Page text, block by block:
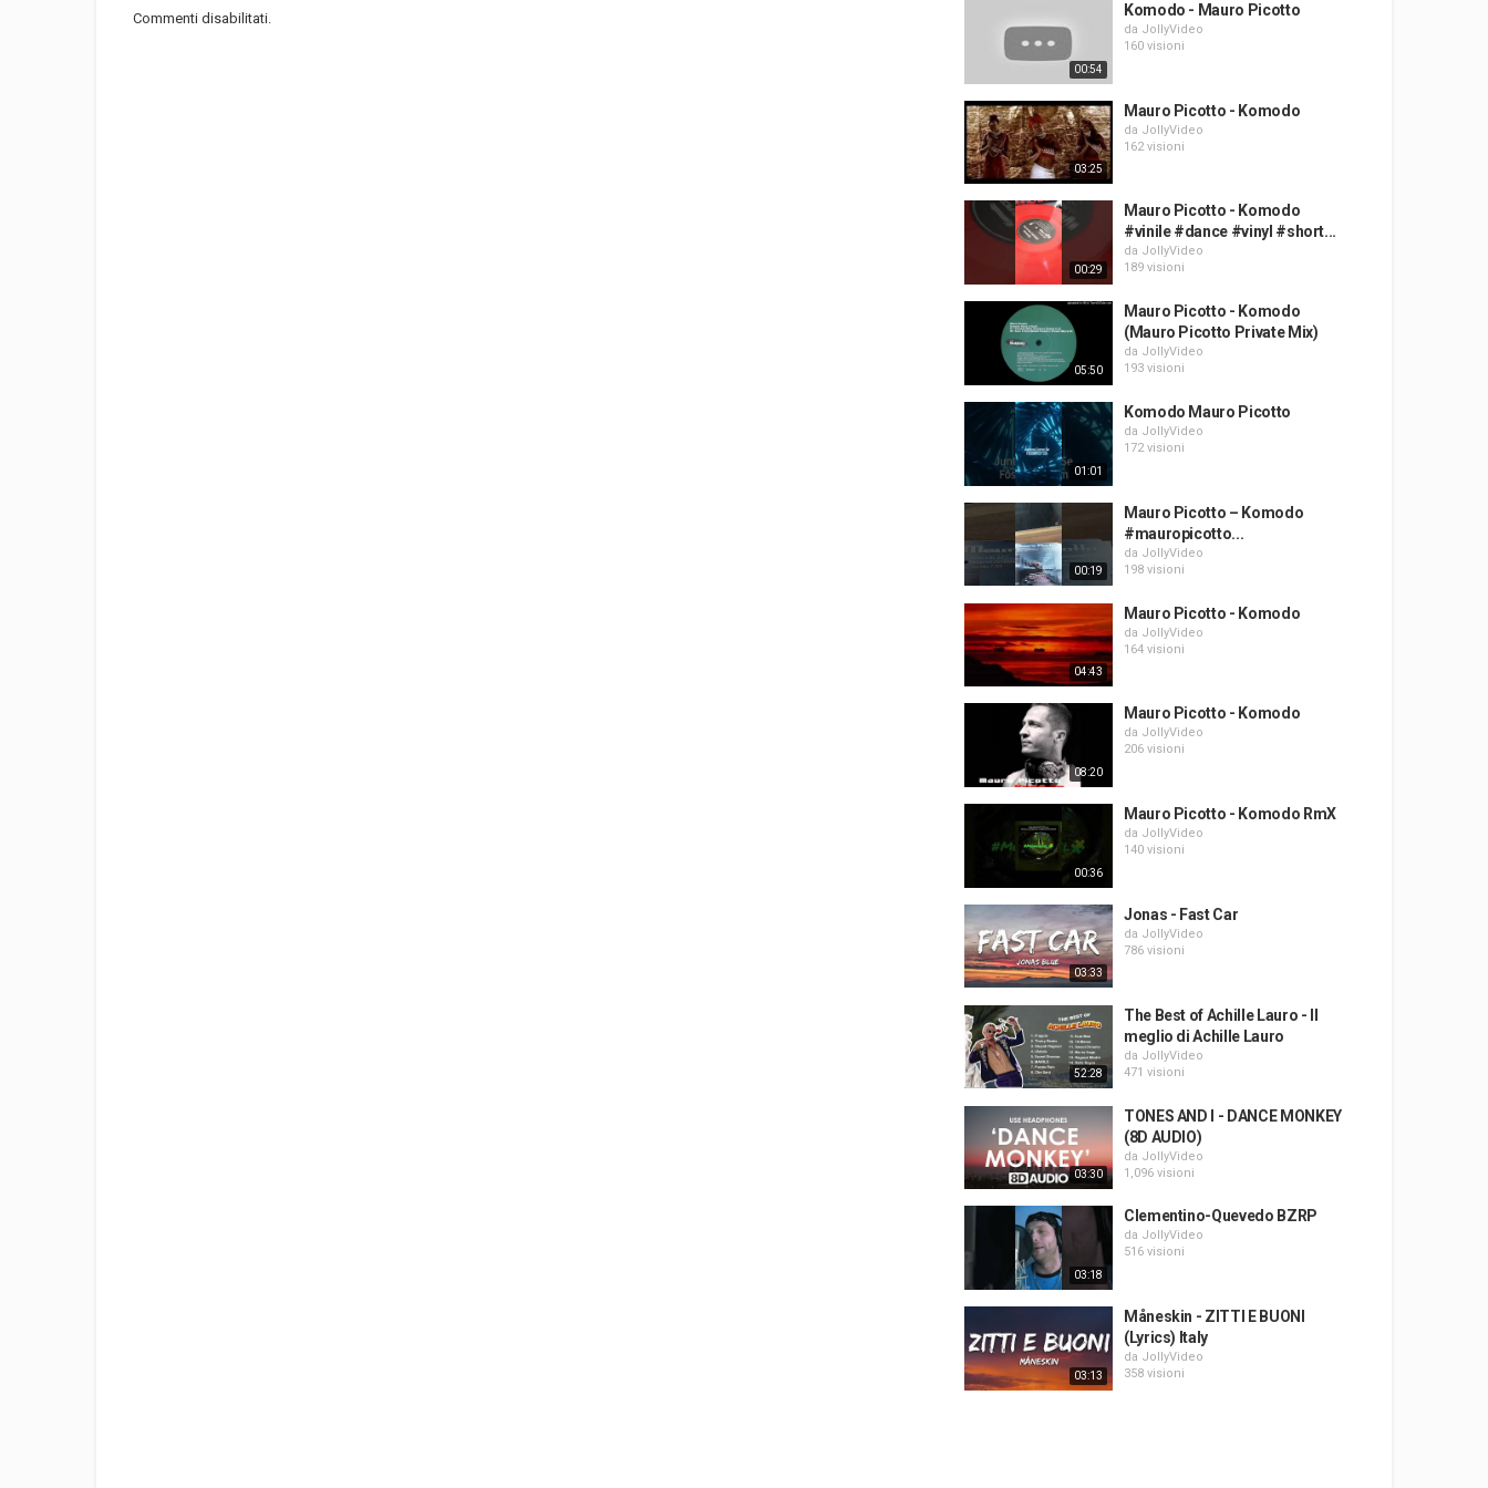
Commenti disabilitati.
00:54
Komodo - Mauro Picotto
da JollyVideo
160 visioni
03:25
Mauro Picotto - Komodo
da JollyVideo
162 visioni
00:29
Mauro Picotto - Komodo
#vinile #dance #vinyl #short...
da JollyVideo
189 visioni
05:50
Mauro Picotto - Komodo
(Mauro Picotto Private Mix)
da JollyVideo
193 visioni
01:01
Komodo Mauro Picotto
da JollyVideo
172 visioni
00:19
Mauro Picotto – Komodo
#mauropicotto...
da JollyVideo
198 visioni
04:43
Mauro Picotto - Komodo
da JollyVideo
164 visioni
08:20
Mauro Picotto - Komodo
da JollyVideo
206 visioni
00:36
Mauro Picotto - Komodo RmX
da JollyVideo
140 visioni
03:33
Jonas - Fast Car
da JollyVideo
786 visioni
52:28
The Best of Achille Lauro - Il
meglio di Achille Lauro
da JollyVideo
471 visioni
03:30
TONES AND I - DANCE MONKEY
(8D AUDIO)
da JollyVideo
1,096 visioni
03:18
Clementino-Quevedo BZRP
da JollyVideo
516 visioni
03:13
Måneskin - ZITTI E BUONI
(Lyrics) Italy
da JollyVideo
358 visioni